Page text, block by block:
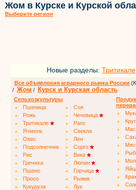
Жом в Курске и Курской
Выберите регион
Новые разделы: Тритикале
Все объявления аграрного рынка России
/ Жом / Курск и Курская область
Сельхозкультуры
Пшеница
Соя
Рожь
Чечевица
Тритикале
Рапс
Ячмень
Свекла
Овес
Лен
Подсолнечник
Сорго
Рис
Вика
Гречиха
Люпин
Пшено
Горчица
Просо
Рыжик
Кукуруза
Лук